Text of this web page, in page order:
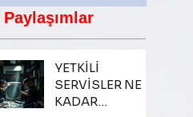
YETKİLİ
SERVİSLER NE
KADAR